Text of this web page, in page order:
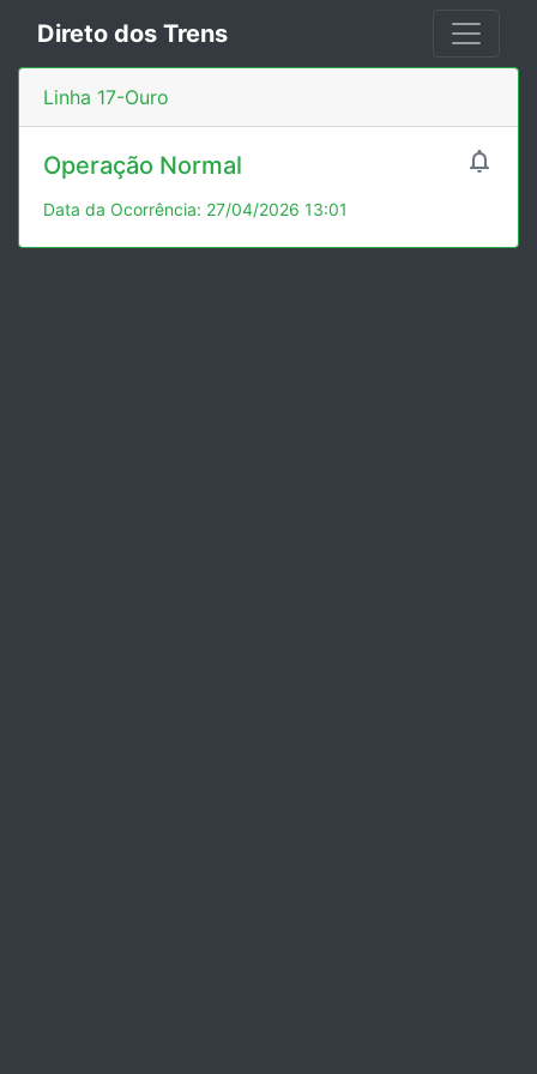
Direto dos Trens
Linha 17-Ouro

Operação Normal
Data da Ocorrência: 27/04/2026 13:01